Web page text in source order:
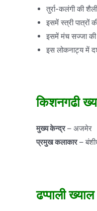
तुर्रा-कलंगी की
इसमें स्त्री पात्रों
इसमें मंच सज्जा की
इस लोकनाट्य में
किशनगढी
मुख्य केन्द्र– अजमेर
प्रमुख कलाकार–
ढप्पाली ख्याल